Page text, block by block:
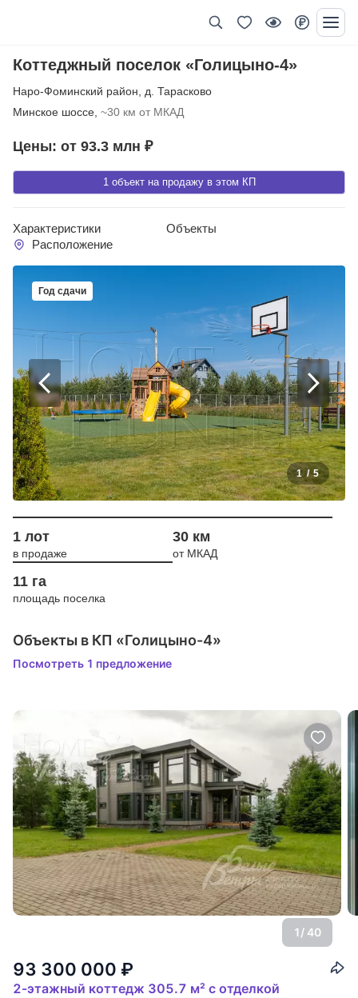
Коттеджный поселок «Голицыно-4»
Наро-Фоминский район
д. Тарасково
Минское шоссе, ~30 км от МКАД
1 объект на продажу в этом КП
Цены: от 93.3 млн ₽
Характеристики
Объекты
Расположение
Год сдачи
1/5
1 лот
в продаже
30 км
от МКАД
11 га
площадь поселка
Объекты в КП «Голицыно-4»
Посмотреть 1 предложение
1/ 40
93 300 000 ₽
2-этажный коттедж 305.7 м² с отделкой